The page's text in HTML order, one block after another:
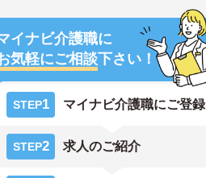
イナビ介護職に
気軽にご相談下さい！
STEP1 マイナビ介護職にご登録
STEP2 求人のご紹介